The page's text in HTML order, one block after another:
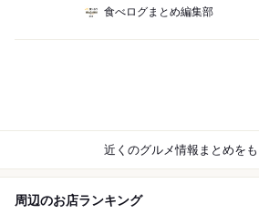
食べログまとめ編集部
近くのグルメ情報まとめを
周辺のお店ランキング